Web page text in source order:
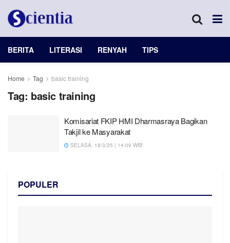
BERITA LITERASI RENYAH TIPS
Home Tag basic training
Tag: basic training
Komisariat FKIP HMI Dharmasraya Bagikan
Takjil ke Masyarakat
SELASA, 18/3/25 | 14:09 WIB
POPULER